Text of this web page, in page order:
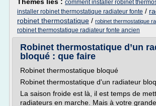
comment installer robinet
installer robinet thermostatique radiateur fonte /
robinet thermostatique / robinet thermostatique
robinet thermostatique radiateur fonte ancien
Robinet thermostatique d’un
bloqué : que faire
Robinet thermostatique bloqué
Robinet thermostatique d'un radiateur
La saison froide est là, il est temps de
radiateurs en marche. Mais à votre